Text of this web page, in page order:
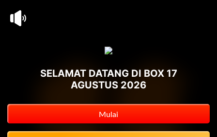
SELAMAT DATANG DI BOX 17
AGUSTUS 2026
Mulai